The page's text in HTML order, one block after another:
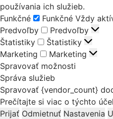
používania ich služieb.
Funkčné
Funkčné Vždy
Predvoľby
Predvoľby
Štatistiky
Štatistiky
Marketing
Marketing
Spravovať možnosti
Správa služieb
Spravovať {vendor_count}
Prečítajte si viac o týchto
Prijať Odmietnuť Nastavenia